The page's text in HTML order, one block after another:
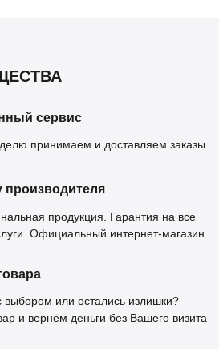
сервис
принимаем и доставляем заказы
производителя
продукция. Гарантия на все
Официальный интернет-магазин
или остались излишки?
и вернём деньги без Вашего визита